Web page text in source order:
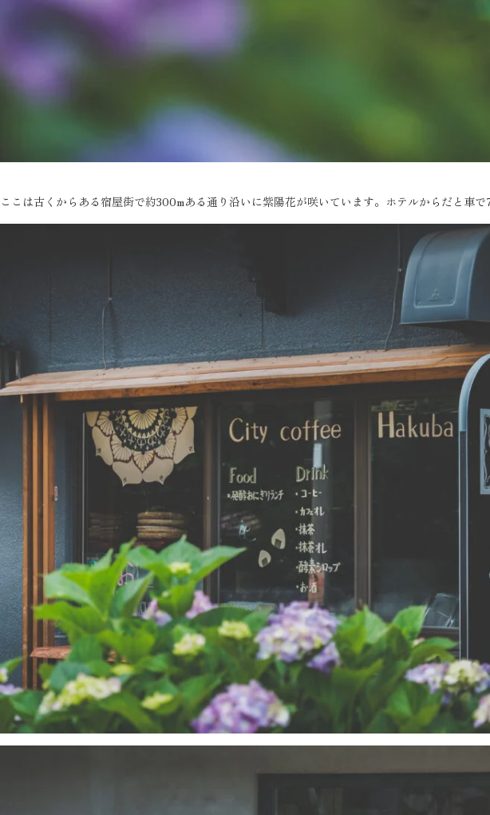
ここは古くからある宿屋街で約300mある通り沿いに紫陽花が咲いています。ホテルからだと車で